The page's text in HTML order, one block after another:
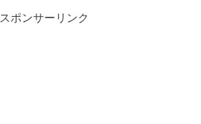
スポンサーリンク